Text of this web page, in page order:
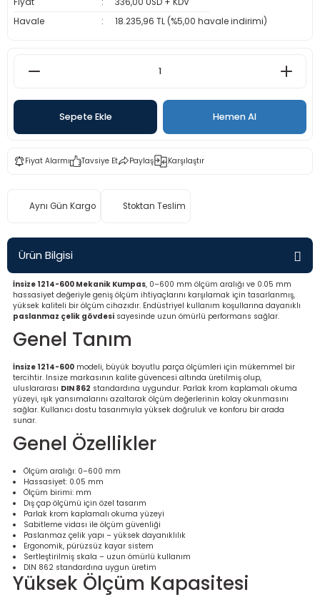
Cihazı
Ölçerler
Havale
18.235,96 TL (%5,00 havale indirimi)
Sepete Ekle Hemen Al
Fiyat Alarmı Tavsiye Et Paylaş Karşılaştır
Aynı Gün Kargo Stoktan Teslim
Ürün Bilgisi
İnsize 1214-600 Mekanik Kumpas, 0–600 mm ölçüm aralığı ve 0.05 mm
hassasiyet değeriyle geniş ölçüm ihtiyaçlarını karşılamak için tasarlanmış,
yüksek kaliteli bir ölçüm cihazıdır. Endüstriyel kullanım koşullarına dayanıklı
paslanmaz çelik gövdesi sayesinde uzun ömürlü performans sağlar.
Genel Tanım
İnsize 1214-600 modeli, büyük boyutlu parça ölçümleri için mükemmel bir
tercihtir. Insize markasının kalite güvencesi altında üretilmiş olup,
uluslararası DIN 862 standardına uygundur. Parlak krom kaplamalı okuma
yüzeyi, ışık yansımalarını azaltarak ölçüm değerlerinin kolay okunmasını
sağlar. Kullanıcı dostu tasarımıyla yüksek doğruluk ve konforu bir arada
sunar.
Genel Özellikler
Ölçüm aralığı: 0–600 mm
Hassasiyet: 0.05 mm
Ölçüm birimi: mm
Dış çap ölçümü için özel tasarım
Parlak krom kaplamalı okuma yüzeyi
Sabitleme vidası ile ölçüm güvenliği
Paslanmaz çelik yapı – yüksek dayanıklılık
Ergonomik, pürüzsüz kayar sistem
Sertleştirilmiş skala – uzun ömürlü kullanım
DIN 862 standardına uygun üretim
Yüksek Ölçüm Kapasitesi